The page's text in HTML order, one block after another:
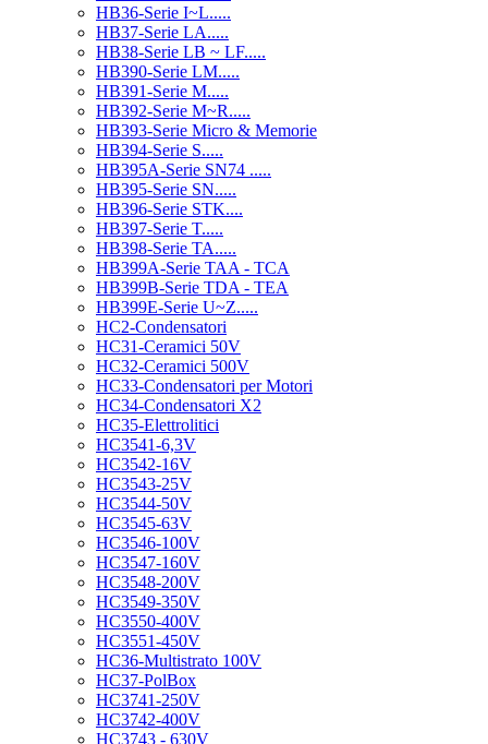
HB36-Serie I~L.....
HB37-Serie LA.....
HB38-Serie LB ~ LF.....
HB390-Serie LM.....
HB391-Serie M.....
HB392-Serie M~R.....
HB393-Serie Micro & Memorie
HB394-Serie S.....
HB395A-Serie SN74 .....
HB395-Serie SN.....
HB396-Serie STK....
HB397-Serie T.....
HB398-Serie TA.....
HB399A-Serie TAA - TCA
HB399B-Serie TDA - TEA
HB399E-Serie U~Z.....
HC2-Condensatori
HC31-Ceramici 50V
HC32-Ceramici 500V
HC33-Condensatori per Motori
HC34-Condensatori X2
HC35-Elettrolitici
HC3541-6,3V
HC3542-16V
HC3543-25V
HC3544-50V
HC3545-63V
HC3546-100V
HC3547-160V
HC3548-200V
HC3549-350V
HC3550-400V
HC3551-450V
HC36-Multistrato 100V
HC37-PolBox
HC3741-250V
HC3742-400V
HC3743 - 630V